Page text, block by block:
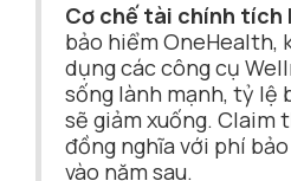
Cơ chế tài chính tích
bảo hiểm OneHealth,
dụng các công cụ
sống lành mạnh, tỷ lệ
sẽ giảm xuống. Claim
đồng nghĩa với phí
vào năm sau.